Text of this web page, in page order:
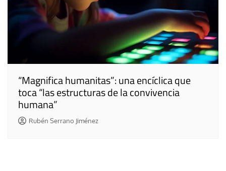
“Magnifica humanitas”: una encíclica que
toca “las estructuras de la convivencia
humana”
Rubén Serrano Jiménez